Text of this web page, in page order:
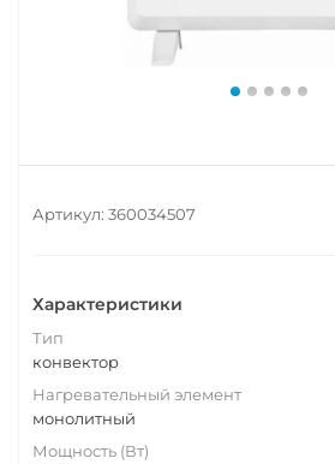
Артикул: 360034507
Характеристики
Тип
конвектор
Нагревательный элемент
монолитный
Мощность (Вт)